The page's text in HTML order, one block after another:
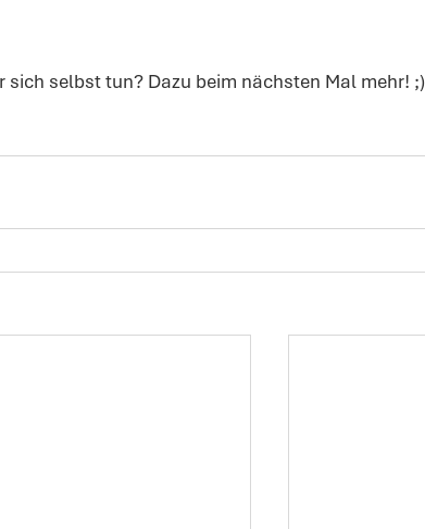
selbst tun? Dazu beim nächsten Mal mehr! ;)